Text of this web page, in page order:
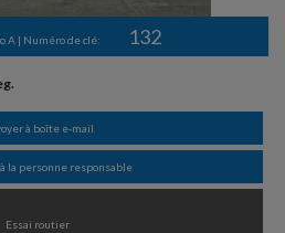
A | Numéro de clé: 132
à boîte e-mail
la personne responsable
Essai routier